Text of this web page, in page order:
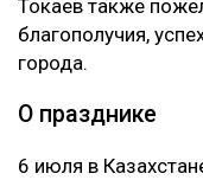
Токаев также
благополучия,
города.
О празднике
6 июля в